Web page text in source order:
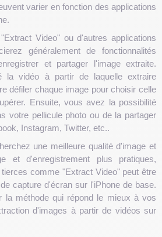
varier en fonction des applications
Video" ou d'autres applications
généralement de fonctionnalités
et partager l'image extraite.
la vidéo à partir de laquelle extraire
défiler chaque image pour choisir celle
Ensuite, vous avez la possibilité
votre pellicule photo ou de la partager
Instagram, Twitter, etc..
une meilleure qualité d'image et
et d'enregistrement plus pratiques,
comme "Extract Video" peut être
capture d'écran sur l'iPhone de base.
la méthode qui répond le mieux à vos
d'images à partir de vidéos sur